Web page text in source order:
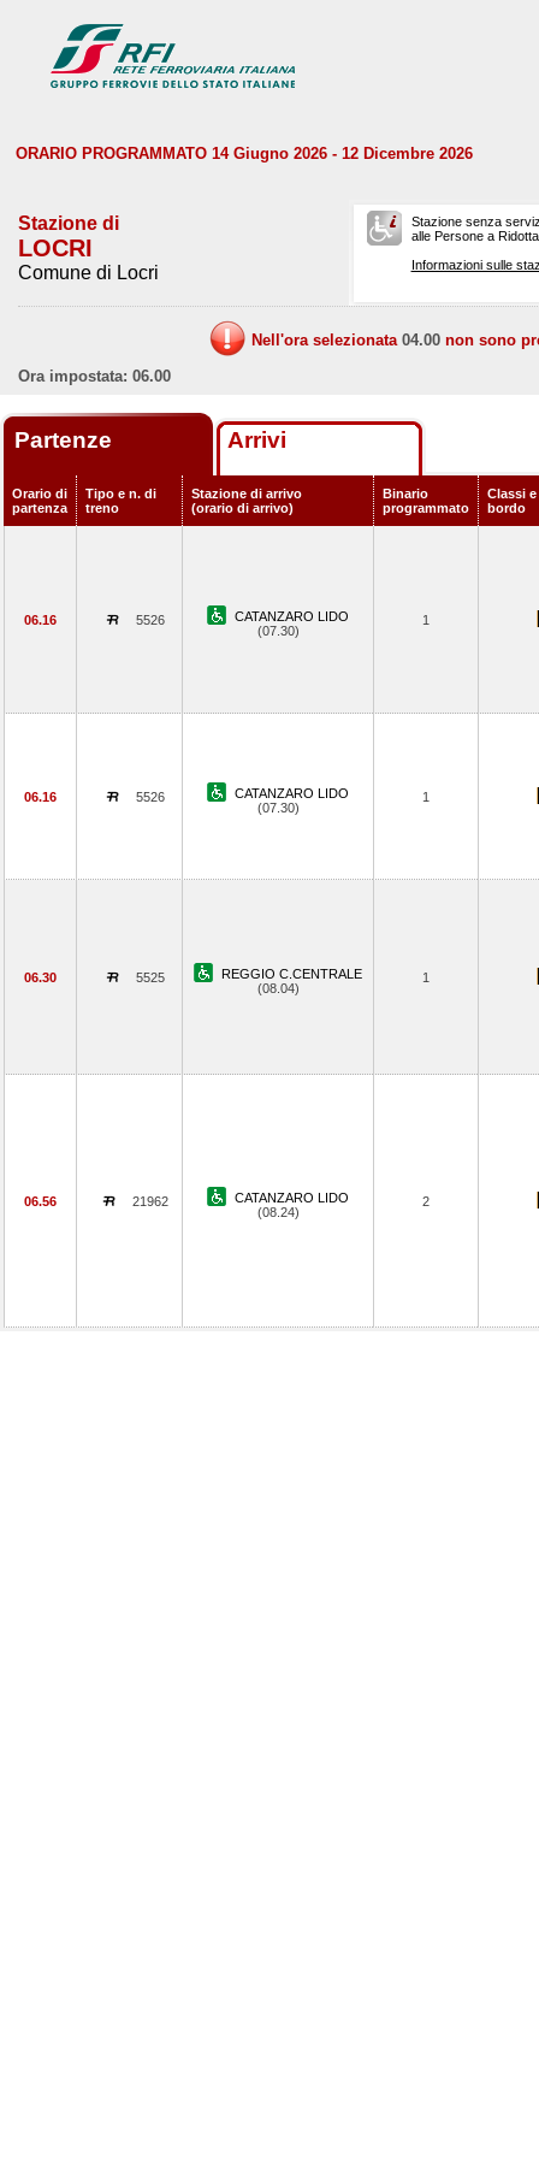
ORARIO PROGRAMMATO 14 Giugno 2026 - 12 Dicembre 2026
Stazione di
LOCRI
Comune di Locri
Stazione senza
alle Persone a
Informazioni sulle
Nell'ora selezionata 04.00 non sono
Ora impostata: 06.00
Partenze Arrivi
Orario di
partenza
Tipo e n. di
treno
Stazione di arrivo
(orario di arrivo)
Binario
programmato
Classi
bordo
06.16 5526
CATANZARO LIDO
(07.30)
1
06.16 5526
CATANZARO LIDO
(07.30)
1
06.30 5525
REGGIO C.CENTRALE
(08.04)
1
06.56 21962
CATANZARO LIDO
(08.24)
2